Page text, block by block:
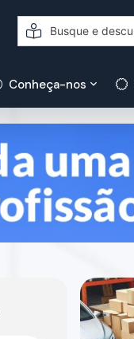
Conheça-nos